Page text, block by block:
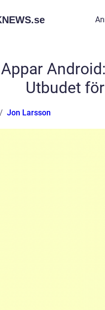
se
Utbudet
Jon Larsson